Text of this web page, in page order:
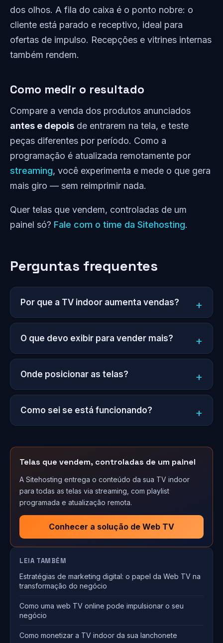
dos olhos. A fila do caixa é o ponto nobre: o
cliente está parado e receptivo, ideal para
ofertas de impulso. Recepções e vitrines internas
também rendem.
Como medir o resultado
Compare a venda dos produtos anunciados
antes e depois de entrarem na tela, e teste
peças diferentes por período. Como a
programação é atualizada remotamente por
streaming, você experimenta e mede o que gera
mais giro — sem reimprimir nada.
Quer telas que vendem, controladas de um
painel só? Fale com o time da Sitehosting.
Perguntas frequentes
Por que a TV indoor aumenta vendas?
O que devo exibir para vender mais?
Onde posicionar as telas?
Como sei se está funcionando?
Telas que vendem, controladas de um painel
A Sitehosting entrega o conteúdo da sua TV indoor
para todas as telas via streaming, com playlist
programada e atualização remota.
Conhecer a solução de Web TV
LEIA TAMBÉM
Estratégias de marketing digital: o papel da Web TV na
transformação do negócio
Como uma web TV online pode impulsionar o seu
negócio
Como monetizar a TV indoor da sua lanchonete